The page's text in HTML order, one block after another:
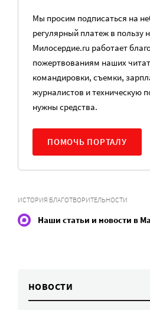
Мы просим подписаться на
регулярный платеж в пользу
Милосердие.ru работает
пожертвованиям наших
командировки, съемки,
журналистов и техническую
нужны средства.
ПОМОЧЬ ПОРТАЛУ
ИСТОРИЯ БЛАГОТВОРИТЕЛЬНОСТИ
Наши статьи и новости в
НОВОСТИ